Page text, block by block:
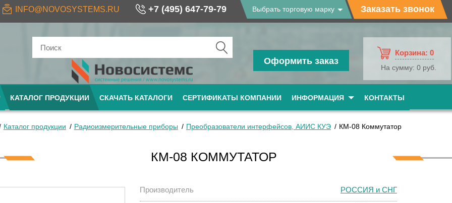
INFO@NOVOSYSTEMS.RU +7 (495) 647-79-79 Выбрать торговую марку Заказать звонок
Оформить заказ
Корзина: 0
На сумму: 0 руб.
КАТАЛОГ ПРОДУКЦИИ СКАЧАТЬ КАТАЛОГИ СЕРТИФИКАТЫ КОМПАНИИ ИНФОРМАЦИЯ КОНТАКТЫ
Каталог продукции Радиоизмерительные приборы Преобразователи интерфейсов, АИИС КУЭ КМ-08 Коммутатор
КМ-08 КОММУТАТОР
Производитель РОССИЯ и СНГ